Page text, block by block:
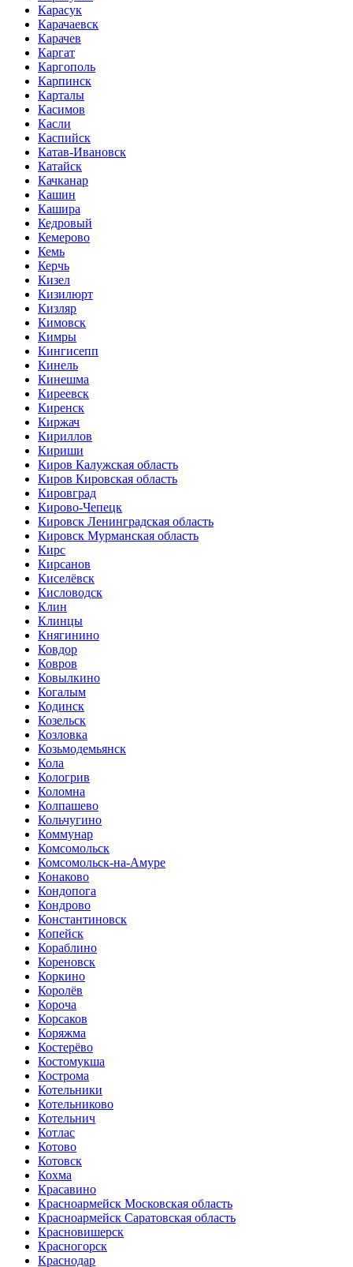
Карасук
Карачаевск
Карачев
Каргат
Каргополь
Карпинск
Карталы
Касимов
Касли
Каспийск
Катав-Ивановск
Катайск
Качканар
Кашин
Кашира
Кедровый
Кемерово
Кемь
Керчь
Кизел
Кизилюрт
Кизляр
Кимовск
Кимры
Кингисепп
Кинель
Кинешма
Киреевск
Киренск
Киржач
Кириллов
Кириши
Киров Калужская область
Киров Кировская область
Кировград
Кирово-Чепецк
Кировск Ленинградская область
Кировск Мурманская область
Кирс
Кирсанов
Киселёвск
Кисловодск
Клин
Клинцы
Княгинино
Ковдор
Ковров
Ковылкино
Когалым
Кодинск
Козельск
Козловка
Козьмодемьянск
Кола
Кологрив
Коломна
Колпашево
Кольчугино
Коммунар
Комсомольск
Комсомольск-на-Амуре
Конаково
Кондопога
Кондрово
Константиновск
Копейск
Кораблино
Кореновск
Коркино
Королёв
Короча
Корсаков
Коряжма
Костерёво
Костомукша
Кострома
Котельники
Котельниково
Котельнич
Котлас
Котово
Котовск
Кохма
Красавино
Красноармейск Московская область
Красноармейск Саратовская область
Красновишерск
Красногорск
Краснодар